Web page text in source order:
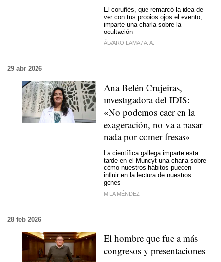
El coruñés, que remarcó la idea de
ver con tus propios ojos el evento,
imparte una charla sobre la
ocultación
ÁLVARO LAMA/A. A.
29 abr 2026
Ana Belén Crujeiras,
investigadora del IDIS:
«No podemos caer en la
exageración, no va a pasar
nada por comer fresas»
La científica gallega imparte esta
tarde en el Muncyt una charla sobre
cómo nuestros hábitos pueden
influir en la lectura de nuestros
genes
MILA MÉNDEZ
28 feb 2026
El hombre que fue a más
congresos y presentaciones